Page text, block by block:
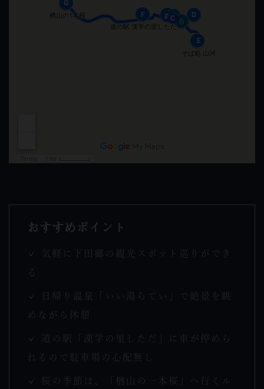
おすすめポイント
✓ 気軽に下田郷の観光スポット巡りができ
る
✓ 日帰り温泉「いい湯らてい」で絶景を眺
めながら休憩
✓ 道の駅「漢学の里しただ」に車が停めら
れるので駐車場の心配無し
✓ 桜の季節は、「楢山の一本桜」へ行くル